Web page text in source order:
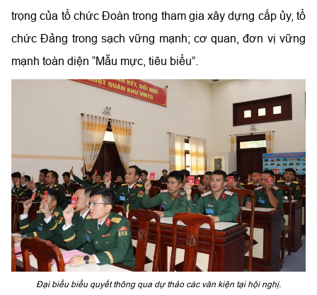
trọng của tổ chức Đoàn trong tham gia xây dựng cấp ủy, tổ
chức Đảng trong sạch vững mạnh; cơ quan, đơn vị vững
mạnh toàn diện “Mẫu mực, tiêu biểu”.
Đại biểu biểu quyết thông qua dự thảo các văn kiện tại hội nghị.